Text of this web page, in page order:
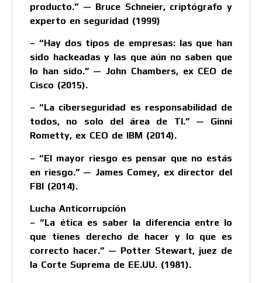
producto.” — Bruce Schneier, criptógrafo y
experto en seguridad (1999)
– “Hay dos tipos de empresas: las que han
sido hackeadas y las que aún no saben que
lo han sido.” — John Chambers, ex CEO de
Cisco (2015).
– “La ciberseguridad es responsabilidad de
todos, no solo del área de TI.” — Ginni
Rometty, ex CEO de IBM (2014).
– “El mayor riesgo es pensar que no estás
en riesgo.” — James Comey, ex director del
FBI (2014).
Lucha Anticorrupción
– “La ética es saber la diferencia entre lo
que tienes derecho de hacer y lo que es
correcto hacer.” — Potter Stewart, juez de
la Corte Suprema de EE.UU. (1981).